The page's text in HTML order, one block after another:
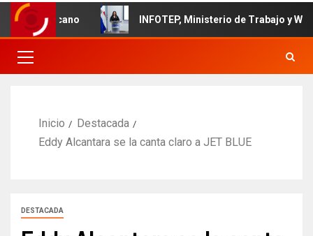
INFOTEP, Ministerio de Trabajo y World
Inicio
Destacada
Eddy Alcantara se la canta claro a JET BLUE
DESTACADA